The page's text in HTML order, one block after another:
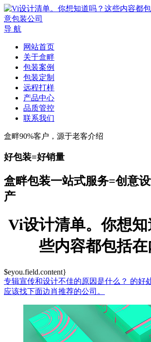
导 航
网站首页
关于盒畔
包装案例
包装定制
远程打样
产品中心
品质管控
联系我们
盒畔90%客户，源于老客介绍
好包装=好销量
盒畔包装一站式服务=创意
产
Vi设计清单。你想
些内容都包括在
$eyou.field.content}
专辑宣传和设计不佳的原因是什么？ 的好
应该找下面边肖推荐的公司。